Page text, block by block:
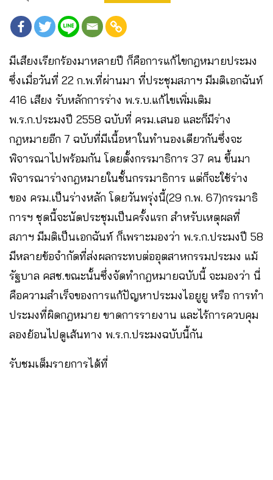
มีเสียงเรียกร้องมาหลายปี ก็คือการแก้ไขกฎหมายประมง
ซึ่งเมื่อวันที่ 22 ก.พ.ที่ผ่านมา ที่ประชุมสภาฯ มีมติเอกฉันท์
416 เสียง รับหลักการร่าง พ.ร.บ.แก้ไขเพิ่มเติม
พ.ร.ก.ประมงปี 2558 ฉบับที่ ครม.เสนอ และก็มีร่าง
กฎหมายอีก 7 ฉบับที่มีเนื้อหาในทำนองเดียวกันซึ่งจะ
พิจารณาไปพร้อมกัน โดยตั้งกรรมาธิการ 37 คน ขึ้นมา
พิจารณาร่างกฎหมายในชั้นกรรมาธิการ แต่ก็จะใช้ร่าง
ของ ครม.เป็นร่างหลัก โดยวันพรุ่งนี้(29 ก.พ. 67)กรรมาธิ
การฯ ชุดนี้จะนัดประชุมเป็นครั้งแรก สำหรับเหตุผลที่
สภาฯ มีมติเป็นเอกฉันท์ ก็เพราะมองว่า พ.ร.ก.ประมงปี 58
มีหลายข้อจำกัดที่ส่งผลกระทบต่ออุตสาหกรรมประมง แม้
รัฐบาล คสช.ขณะนั้นซึ่งจัดทำกฎหมายฉบับนี้ จะมองว่า นี่
คือความสำเร็จของการแก้ปัญหาประมงไอยูยู หรือ การทำ
ประมงที่ผิดกฎหมาย ขาดการรายงาน และไร้การควบคุม
ลองย้อนไปดูเส้นทาง พ.ร.ก.ประมงฉบับนี้กัน
รับชมเต็มรายการได้ที่